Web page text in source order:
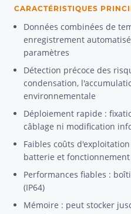
CARACTÉRISTIQUES
Données combinées de
enregistrement
paramètres
Détection précoce des
condensation,
environnementale
Déploiement rapide :
câblage ni modification
Faibles coûts
batterie et
Performances fiables :
(IP64)
Mémoire : peut stocker